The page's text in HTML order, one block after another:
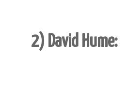
2) David Hume: